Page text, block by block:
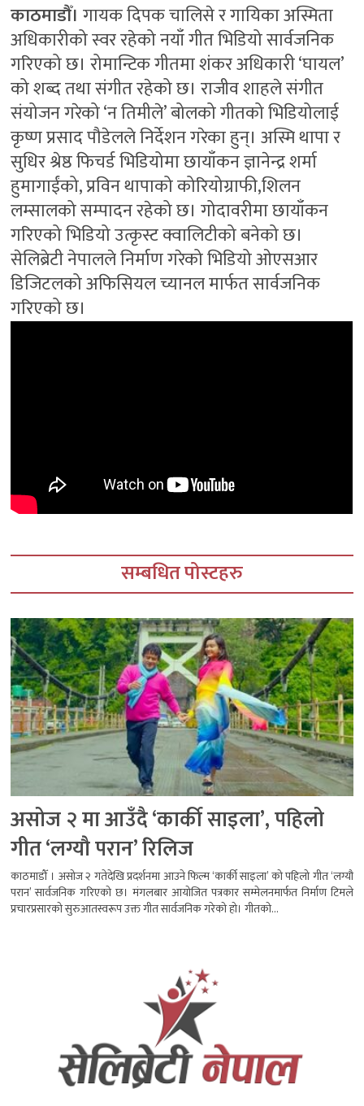
काठमाडौँ। गायक दिपक चालिसे र गायिका अस्मिता
अधिकारीको स्वर रहेको नयाँ गीत भिडियो सार्वजनिक
गरिएको छ। रोमान्टिक गीतमा शंकर अधिकारी ‘घायल’
को शब्द तथा संगीत रहेको छ। राजीव शाहले संगीत
संयोजन गरेको ‘न तिमीले’ बोलको गीतको भिडियोलाई
कृष्ण प्रसाद पौडेलले निर्देशन गरेका हुन्। अस्मि थापा र
सुधिर श्रेष्ठ फिचर्ड भिडियोमा छायाँकन ज्ञानेन्द्र शर्मा
हुमागाईंको, प्रविन थापाको कोरियोग्राफी,शिलन
लम्सालको सम्पादन रहेको छ। गोदावरीमा छायाँकन
गरिएको भिडियो उत्कृस्ट क्वालिटीको बनेको छ।
सेलिब्रेटी नेपालले निर्माण गरेको भिडियो ओएसआर
डिजिटलको अफिसियल च्यानल मार्फत सार्वजनिक
गरिएको छ।
सम्बधित पोस्टहरु
असोज २ मा आउँदै ‘कार्की साइला’, पहिलो
गीत ‘लग्यौ परान’ रिलिज
काठमाडौँ । असोज २ गतेदेखि प्रदर्शनमा आउने फिल्म ‘कार्की साइला’ को पहिलो गीत ‘लग्यौ
परान’ सार्वजनिक गरिएको छ। मंगलबार आयोजित पत्रकार सम्मेलनमार्फत निर्माण टिमले
प्रचारप्रसारको सुरुआतस्वरूप उक्त गीत सार्वजनिक गरेको हो। गीतको...